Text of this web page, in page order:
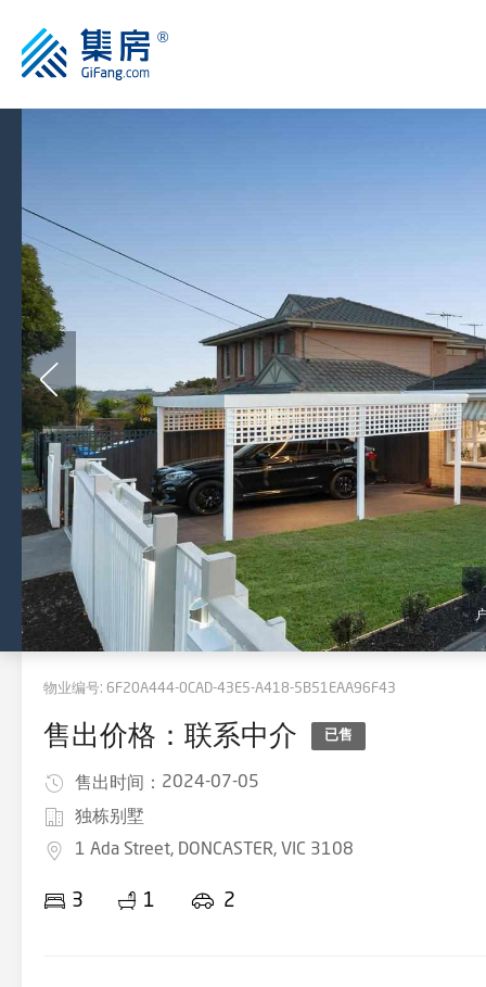
物业编号: 6F20A444-0CAD-43E5-A418-5B51EAA96F43
售出价格：联系中介 已售
售出时间： 2024-07-05
独栋别墅
1 Ada Street, DONCASTER, VIC 3108
3 1 2